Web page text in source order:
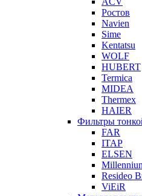
Ростов
Navien
Sime
Kentatsu
WOLF
HUBERT
Termica
MIDEA
Thermex
HAIER
Фильтры
FAR
ITAP
ELSEN
Resideo
ViEiR